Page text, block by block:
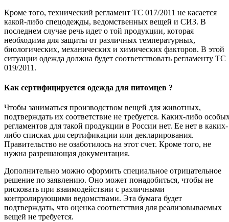
Кроме того, технический регламент ТС 017/2011 не касается
какой-либо спецодежды, ведомственных вещей и СИЗ. В
последнем случае речь идет о той продукции, которая
необходима для защиты от различных температурных,
биологических, механических и химических факторов. В этой
ситуации одежда должна будет соответствовать регламенту ТС
019/2011.
Как сертифицируется одежда для питомцев ?
Чтобы заниматься производством вещей для животных,
подтверждать их соответствие не требуется. Каких-либо
регламентов для такой продукции в России нет. Ее нет в каких-
либо списках для сертификации или декларирования.
Правительство не озаботилось на этот счет. Кроме того, не
нужна разрешающая документация.
Дополнительно можно оформить специальное отрицательное
решение по заявлению. Оно может понадобиться, чтобы не
рисковать при взаимодействии с различными
контролирующими ведомствами. Эта бумага будет
подтверждать, что оценка соответствия для реализовываемых
вещей не требуется.